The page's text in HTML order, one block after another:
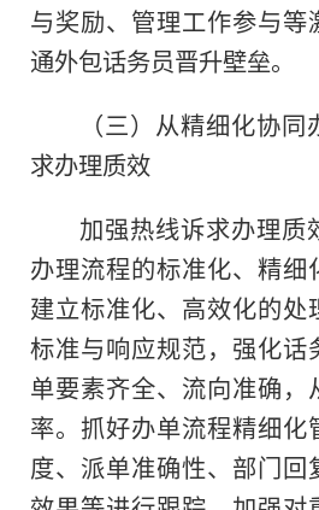
与奖励、管理工作参与
通外包话务员晋升壁垒。
（三）从精细化协
求办理质效
加强热线诉求办理质
办理流程的标准化、精细
建立标准化、高效化的处
标准与响应规范，强化话
单要素齐全、流向准确
率。抓好办单流程精细
度、派单准确性、部门